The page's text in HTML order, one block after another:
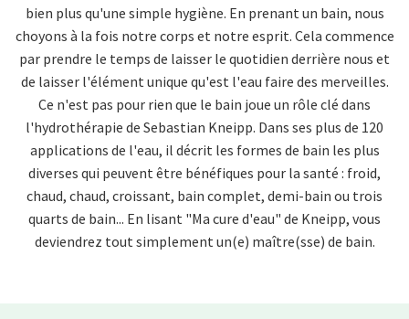
bien plus qu'une simple hygiène. En prenant un bain, nous
choyons à la fois notre corps et notre esprit. Cela commence
par prendre le temps de laisser le quotidien derrière nous et
de laisser l'élément unique qu'est l'eau faire des merveilles.
Ce n'est pas pour rien que le bain joue un rôle clé dans
l'hydrothérapie de Sebastian Kneipp. Dans ses plus de 120
applications de l'eau, il décrit les formes de bain les plus
diverses qui peuvent être bénéfiques pour la santé : froid,
chaud, chaud, croissant, bain complet, demi-bain ou trois
quarts de bain... En lisant "Ma cure d'eau" de Kneipp, vous
deviendrez tout simplement un(e) maître(sse) de bain.